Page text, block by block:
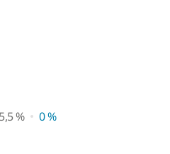
mukaan
%
0 %